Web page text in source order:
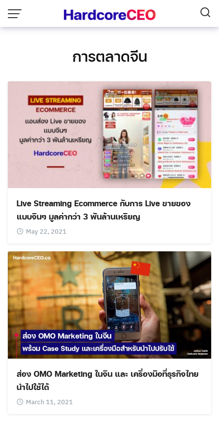
content
การตลาดจีน
Live Streaming Ecommerce กับการ Live ขายของ
แบบจีนๆ มูลค่ากว่า 3 พันล้านเหรียญ
May 22, 2021
ส่อง OMO Marketing ในจีน และ เครื่องมือที่ธุรกิจไทย
นำไปใช้ได้
March 11, 2021